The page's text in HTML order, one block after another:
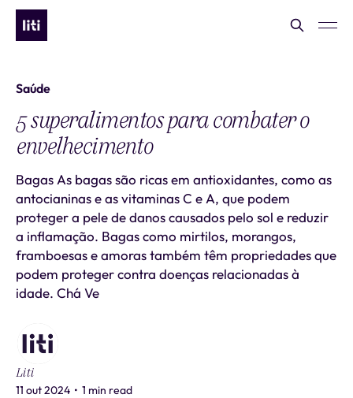
Saúde
5 superalimentos para combater o
envelhecimento
Bagas As bagas são ricas em antioxidantes, como as
antocianinas e as vitaminas C e A, que podem
proteger a pele de danos causados pelo sol e reduzir
a inflamação. Bagas como mirtilos, morangos,
framboesas e amoras também têm propriedades que
podem proteger contra doenças relacionadas à
idade. Chá Ve
Liti
11 out 2024 • 1 min read